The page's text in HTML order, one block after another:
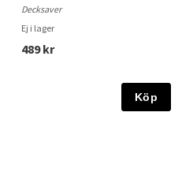
Decksaver
Ej i lager
489 kr
Köp